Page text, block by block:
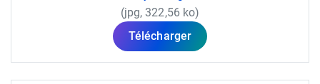
(jpg, 322,56 ko)
Télécharger